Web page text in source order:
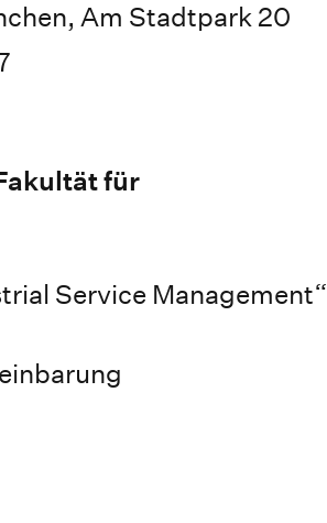
Am Stadtpark 20
für
Service Management“